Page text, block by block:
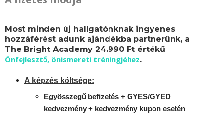
Most minden új hallgatónknak ingyenes
hozzáférést adunk ajándékba partnerünk, a
The Bright Academy 24.990 Ft értékű
Önfejlesztő, önismereti tréningjéhez.
A képzés költsége:
Egyösszegű befizetés + GYES/GYED
kedvezmény + kedvezmény kupon esetén